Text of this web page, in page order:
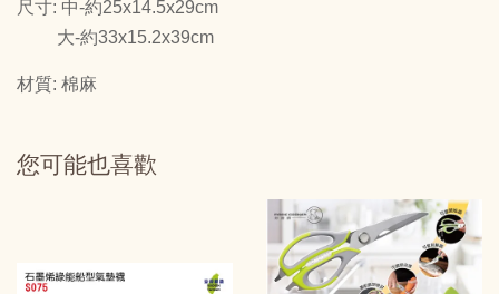
尺寸: 中-約25x14.5x29cm
大-約33x15.2x39cm
材質: 棉麻
您可能也喜歡